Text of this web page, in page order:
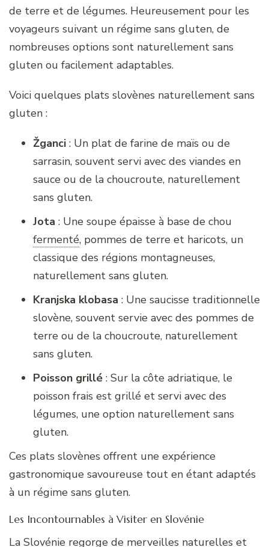
de terre et de légumes. Heureusement pour les
voyageurs suivant un régime sans gluten, de
nombreuses options sont naturellement sans
gluten ou facilement adaptables.
Voici quelques plats slovènes naturellement sans
gluten :
Žganci : Un plat de farine de maïs ou de
sarrasin, souvent servi avec des viandes en
sauce ou de la choucroute, naturellement
sans gluten.
Jota : Une soupe épaisse à base de chou
fermenté, pommes de terre et haricots, un
classique des régions montagneuses,
naturellement sans gluten.
Kranjska klobasa : Une saucisse traditionnelle
slovène, souvent servie avec des pommes de
terre ou de la choucroute, naturellement
sans gluten.
Poisson grillé : Sur la côte adriatique, le
poisson frais est grillé et servi avec des
légumes, une option naturellement sans
gluten.
Ces plats slovènes offrent une expérience
gastronomique savoureuse tout en étant adaptés
à un régime sans gluten.
Les Incontournables à Visiter en Slovénie
La Slovénie regorge de merveilles naturelles et